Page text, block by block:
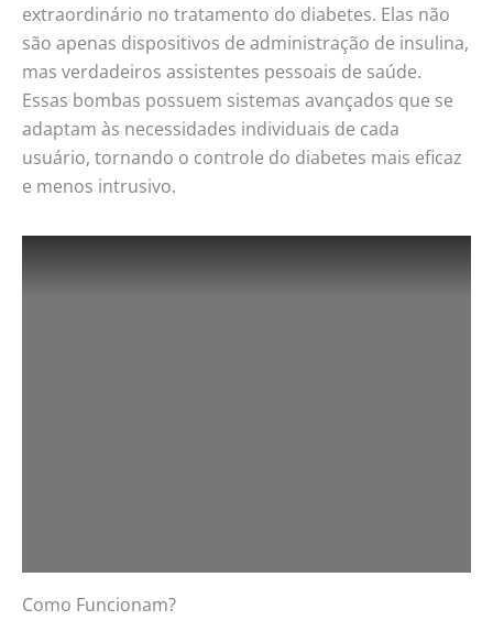
extraordinário no tratamento do diabetes. Elas não
são apenas dispositivos de administração de insulina,
mas verdadeiros assistentes pessoais de saúde.
Essas bombas possuem sistemas avançados que se
adaptam às necessidades individuais de cada
usuário, tornando o controle do diabetes mais eficaz
e menos intrusivo.
Como Funcionam?